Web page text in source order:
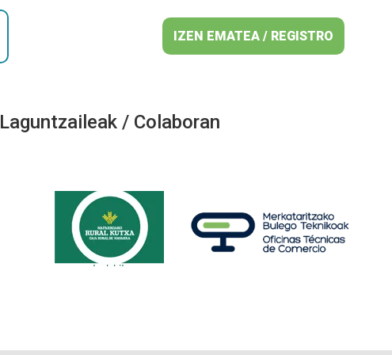
IZEN EMATEA / REGISTRO
Laguntzaileak / Colaboran